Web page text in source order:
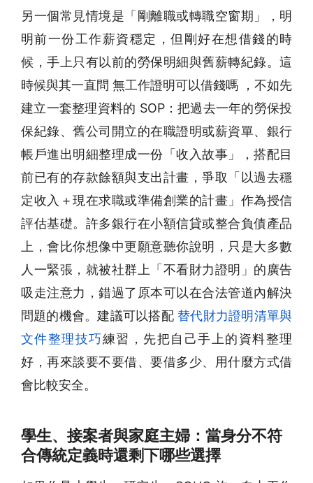
另一個常見情境是「剛離職或轉職空窗期」，明
明前一份工作薪資穩定，但剛好在想借錢的時
候，手上只有以前的勞保明細與舊薪轉紀錄。這
時候與其一直問 無工作證明可以借錢嗎 ，不如先
建立一套整理資料的 SOP：把過去一年的勞保投
保紀錄、舊公司開立的在職證明或薪資單、銀行
帳戶進出明細整理成一份「收入故事」，搭配目
前已有的存款餘額與支出計畫，爭取「以過去穩
定收入＋現在求職或準備創業的計畫」作為授信
評估基礎。許多銀行在小額信貸或整合負債產品
上，會比你想像中更願意聽你說明，只是大多數
人一緊張，就被社群上「不看財力證明」的廣告
吸走注意力，錯過了原本可以在合法管道內解決
問題的機會。建議可以搭配替代財力證明清單與
文件整理技巧練習，先把自己手上的資料整理
好，再來談要不要借、要借多少、用什麼方式借
會比較安全。
學生、接案者與家庭主婦：當身分不符
合傳統定義時還剩下哪些選擇